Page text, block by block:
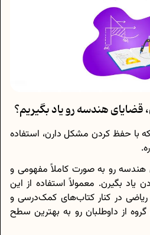
قضایای هندسه رو یاد بگیریم؟
که با حفظ کردن مشکل دارن، استفاده
هندسه رو به صورت کاملاً مفهومی و
یاد بگیرن. معمولاً استفاده از این
در کنار کتاب‌های کمک‌درسی و
از داوطلبان رو به بهترین سطح